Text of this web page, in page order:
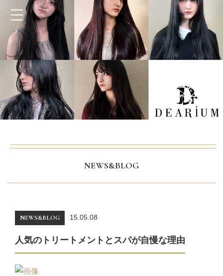
NEWS&BLOG
NEWS&BLOG 15.05.08
人気のトリートメントとスパが自慢な理由